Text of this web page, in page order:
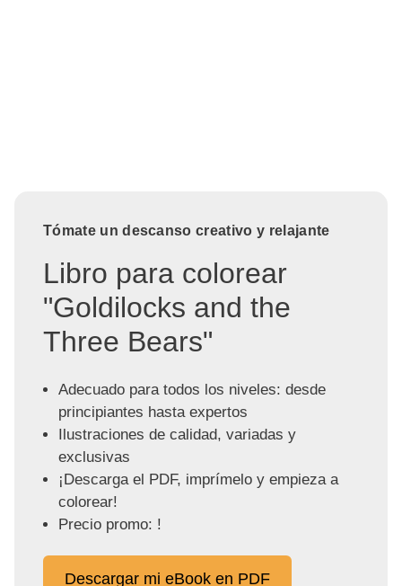
Tómate un descanso creativo y relajante
Libro para colorear
"Goldilocks and the
Three Bears"
Adecuado para todos los niveles: desde
principiantes hasta expertos
Ilustraciones de calidad, variadas y
exclusivas
¡Descarga el PDF, imprímelo y empieza a
colorear!
Precio promo: !
Descargar mi eBook en PDF